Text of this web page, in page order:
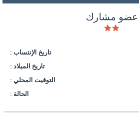
عضو مشارك
تاريخ الإنتساب :
تاريخ الميلاد :
التوقيت المحلي :
الحالة :